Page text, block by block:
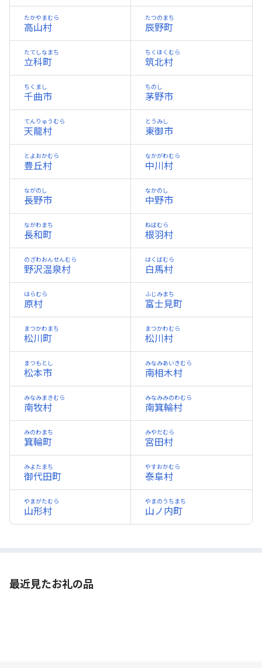
高山村
たかやまむら
辰野町
たつのまち
立科町
たてしなまち
筑北村
ちくほくむら
千曲市
ちくまし
茅野市
ちのし
天龍村
てんりゅうむら
東御市
とうみし
豊丘村
とよおかむら
中川村
なかがわむら
長野市
ながのし
中野市
なかのし
長和町
ながわまち
根羽村
ねばむら
野沢温泉村
のざわおんせんむら
白馬村
はくばむら
原村
はらむら
富士見町
ふじみまち
松川町
まつかわまち
松川村
まつかわむら
松本市
まつもとし
南相木村
みなみあいきむら
南牧村
みなみまきむら
南箕輪村
みなみみのわむら
箕輪町
みのわまち
宮田村
みやだむら
御代田町
みよたまち
泰阜村
やすおかむら
山形村
やまがたむら
山ノ内町
やまのうちまち
最近見たお礼の品